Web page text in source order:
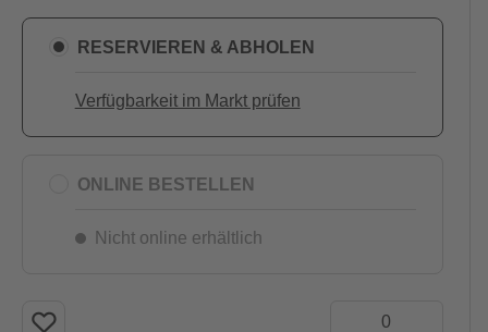
RESERVIEREN & ABHOLEN
Verfügbarkeit im Markt prüfen
ONLINE BESTELLEN
Nicht online erhältlich